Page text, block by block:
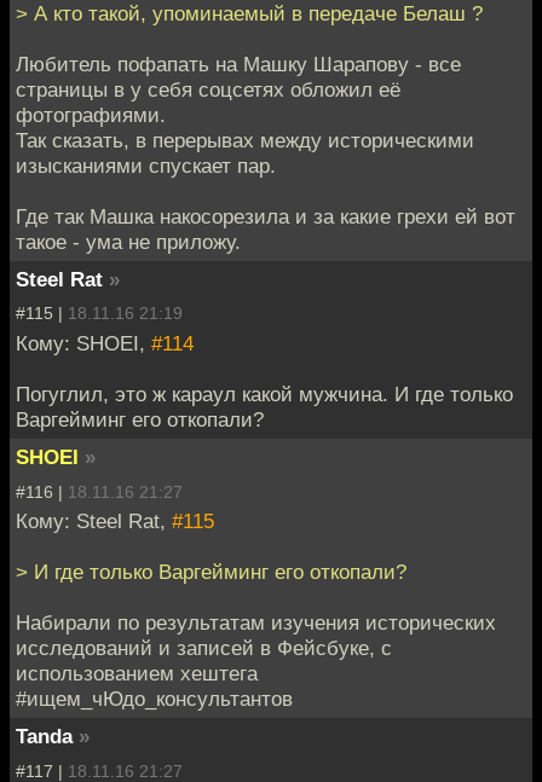
> А кто такой, упоминаемый в передаче Белаш ?
Любитель пофапать на Машку Шарапову - все
страницы в у себя соцсетях обложил её
фотографиями.
Так сказать, в перерывах между историческими
изысканиями спускает пар.
Где так Машка накосорезила и за какие грехи ей вот
такое - ума не приложу.
Steel Rat »
#115 | 18.11.16 21:19
Кому: SHOEI, #114
Погуглил, это ж караул какой мужчина. И где только
Варгейминг его откопали?
SHOEI »
#116 | 18.11.16 21:27
Кому: Steel Rat, #115
> И где только Варгейминг его откопали?
Набирали по результатам изучения исторических
исследований и записей в Фейсбуке, с
использованием хештега
#ищем_чЮдо_консультантов
Tanda »
#117 | 18.11.16 21:27